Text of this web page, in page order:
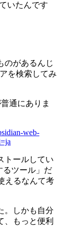
いたんです
のがあるんじ
を検索してみ
通にありま
web-
トールしてい
るツール」だ
えるなんて考
。しかも自分
、もっと便利